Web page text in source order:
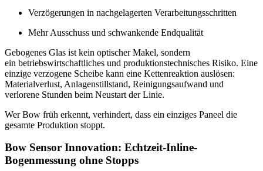
Verzögerungen in nachgelagerten Verarbeitungsschritten
Mehr Ausschuss und schwankende Endqualität
Gebogenes Glas ist kein optischer Makel, sondern
ein betriebswirtschaftliches und produktionstechnisches Risiko. Eine
einzige verzogene Scheibe kann eine Kettenreaktion auslösen:
Materialverlust, Anlagenstillstand, Reinigungsaufwand und
verlorene Stunden beim Neustart der Linie.
Wer Bow früh erkennt, verhindert, dass ein einziges Paneel die
gesamte Produktion stoppt.
Bow Sensor Innovation: Echtzeit-Inline-
Bogenmessung ohne Stopps